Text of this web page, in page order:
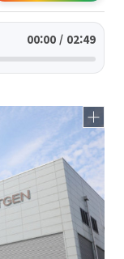
00:00 / 02:49